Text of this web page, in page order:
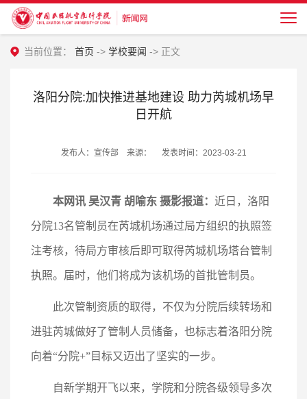
当前位置： 首页 -> 学校要闻 -> 正文
洛阳分院:加快推进基地建设 助力芮城机场早
日开航
发布人：宣传部 来源： 发表时间：2023-03-21
本网讯 吴汉青 胡喻东 摄影报道： 近日，洛阳
分院13名管制员在芮城机场通过局方组织的执照签
注考核，待局方审核后即可取得芮城机场塔台管制
执照。届时，他们将成为该机场的首批管制员。
此次管制资质的取得，不仅为分院后续转场和
进驻芮城做好了管制人员储备，也标志着洛阳分院
向着“分院+”目标又迈出了坚实的一步。
自新学期开飞以来，学院和分院各级领导多次